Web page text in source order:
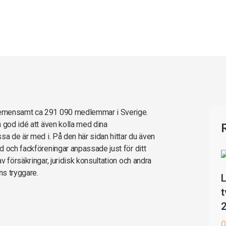
ca 291 090 medlemmar i Sverige.
idé att även kolla med dina
de är med i. På den här sidan hittar du även
och fackföreningar anpassade just för ditt
försäkringar, juridisk konsultation och andra
tryggare.